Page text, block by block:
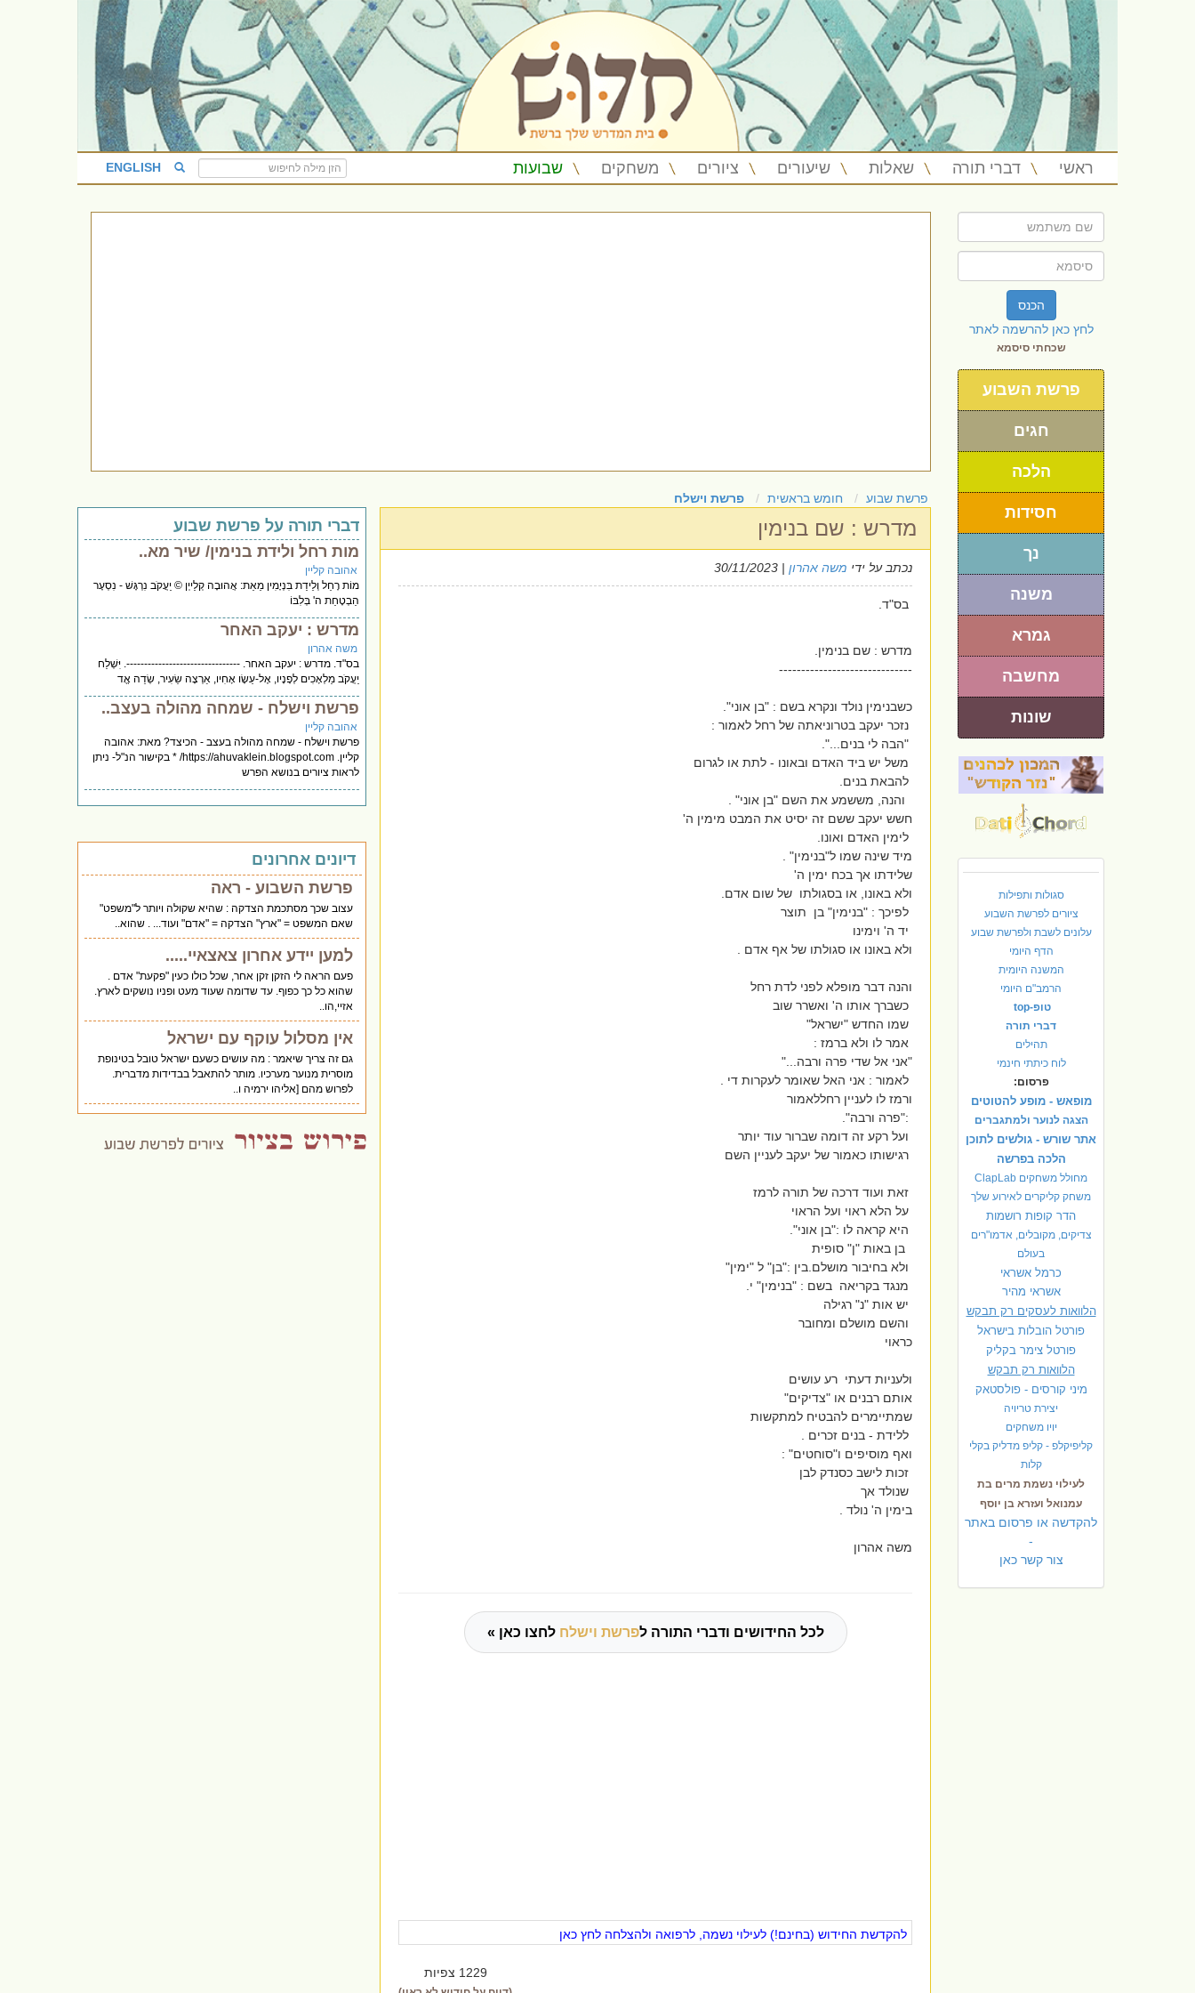
ראשי דברי תורה שאלות שיעורים ציורים משחקים שבועות ENGLISH
הכנס
לחץ כאן להרשמה לאתר
שכחתי סיסמא
פרשת השבוע
חגים
הלכה
חסידות
נך
משנה
גמרא
מחשבה
שונות
סגולות ותפילות
ציורים לפרשת השבוע
עלונים לשבת ולפרשת שבוע
הדף היומי
המשנה היומית
הרמב"ם היומי
טופ-top
דברי תורה
תהילים
לוח כיתתי חינמי
פרסום:
מופאש - מופע להטוטים
הצגה לנוער ולמתגברים
אתר שורש - גולשים לתוכן
הלכה בפרשה
מחולל משחקים ClapLab
משחק קליקרים לאירוע שלך
הדר קופות רושמות
צדיקים, מקובלים, אדמו"רים
בעולם
כרמל אשראי
אשראי מהיר
הלוואות לעסקים רק תבקש
פורטל הובלות בישראל
פורטל צימר בקליק
הלוואות רק תבקש
מיני קורסים - פולסטאק
יצירת טריויה
יויו משחקים
קליפיקלפ - קליפ מדליק בקלי
קלות
לעילוי נשמת מרים בת
עמנואל ועזרא בן יוסף
להקדשה או פרסום באתר
-
צור קשר כאן
פרשת שבוע חומש בראשית פרשת וישלח
מדרש : שם בנימין
נכתב על ידי משה אהרון | 30/11/2023
בס"ד.
מדרש : שם בנימין.
------------------------------
כשבנימין נולד ונקרא בשם : "בן אוני".
נזכר יעקב בטרוניאתה של רחל לאמור :
"הבה לי בנים...".
משל יש ביד האדם ובאונו - לתת או לגרום
להבאת בנים.
והנה, מששמע את השם "בן אוני" .
חשש יעקב ששם זה יסיט את המבט מימין ה'
לימין האדם ואונו.
מיד שינה שמו ל"בנימין" .
שלידתו אך בכח ימין ה'
ולא באונו, או בסגולתו של שום אדם.
לפיכך : "בנימין" בן תוצר
יד ה' וימינו
ולא באונו או סגולתו של אף אדם .
והנה דבר מופלא לפני לדת רחל
כשברך אותו ה' ואשרר שוב
שמו החדש "ישראל"
אמר לו ולא ברמז :
"אני אל שדי פרה ורבה..."
לאמור : אני האל שאומר לעקרות די .
ורמז לו לעניין רחללאמור
:"פרה ורבה".
ועל רקע זה דומה שברור עוד יותר
רגישותו כאמור של יעקב לעניין השם
זאת ועוד דרכה של תורה לרמז
על הלא ראוי ועל הראוי
היא קראה לו :"בן אוני".
בן באות "ן" סופית
ולא בחיבור מושלם.בין :"בן" ל "ימין"
מנגד בקריאה בשם : "בנימין" י.
יש אות "נ" רגילה
והשם מושלם ומחובר
כראוי
ולעניות דעתי רע עושים
אותם רבנים או "צדיקים"
שמתיימרים להבטיח למתקשות
ללידת - בנים זכרים .
ואף מוסיפים ו"סוחטים" :
זכות לישב כסנדק לבן
שנולד אך
בימין ה' נולד .
משה אהרון
לכל החידושים ודברי התורה לפרשת וישלח לחצו כאן »
להקדשת החידוש (בחינם!) לעילוי נשמה, לרפואה ולהצלחה לחץ כאן
1229 צפיות
דברי תורה על פרשת שבוע
מות רחל ולידת בנימין/ שיר מא..
אהובה קליין
מוֹת רָחֵל וְלֵידַת בִּנְיָמִין מֵאֵת: אֲהוּבָה קְלַייְן © יַעֲקֹב נִרְגָּשׁ - נִסְעָר
הַבְטָחַת ה' בְּלִבּוֹ
מדרש : יעקב האחר
משה אהרון
בס"ד. מדרש : יעקב האחר. --------------------------------. יִּשְׁלַח
יַעֲקֹב מַלְאָכִים לְפָנָיו, אֶל-עֵשָׂו אָחִיו, אַרְצָה שֵׂעִיר, שְׂדֵה אֱד
פרשת וישלח - שמחה מהולה בעצב..
אהובה קליין
פרשת וישלח - שמחה מהולה בעצב - הכיצד? מאת: אהובה
קליין. https://ahuvaklein.blogspot.com/ * בקישור הנ"ל- ניתן
לראות ציורים בנושא הפרש
דיונים אחרונים
פרשת השבוע - ראה
עצוב שכך מסתכמת הצדקה : שהיא שקולה ויותר ל"משפט"
שאם המשפט = "ארץ" הצדקה = "אדם" ועוד... . שהוא..
למען יידע אחרון צאצאיי.....
פעם הראה לי הזקן זקן אחר, שכל כולו כעין "פקעת" אדם .
שהוא כל כך כפוף. עד שדומה שעוד מעט ופניו נושקים לארץ.
אזיי,הו..
אין מסלול עוקף עם ישראל
גם זה צריך שיאמר : מה עושים כשעם ישראל טובל בטינופת
מוסרית מנוער מערכיו. מותר להתאבל בבדידות מדברית.
לפרוש מהם [אליהו ירמיה ו..